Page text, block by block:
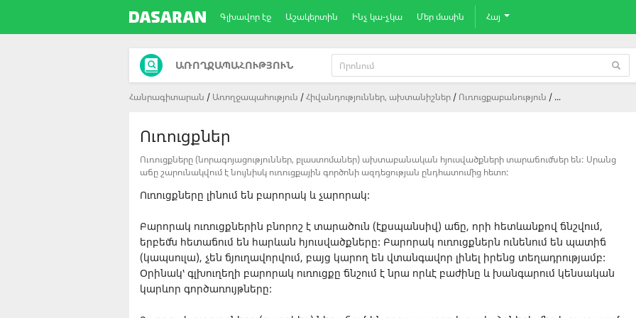
Գլխավոր էջ Աշակերտին Ինչ կա-չկա Մեր մասին Հայ
ԱՌՈՂՋԱՊԱՀՈՒԹՅՈՒՆ
Հանրագիտարան Առողջապահություն Հիվանդություններ, ախտանիշներ Ուռուցքաբանություն ...
Ուռուցքներ
Ուռուցքները (նորագոյացություններ, բլաստոմաներ) ախտաբանական հյուսվածքների տարաճումներ են: Սրանց
աճը շարունակվում է նույնիսկ ուռուցքային գործոնի ազդեցության ընդհատումից հետո:
Ուռուցքները լինում են բարորակ և չարորակ:
Բարորակ ուռուցքներին բնորոշ է տարածուն (էքսպանսիվ) աճը, որի հետևանքով ճնշվում,
երբեմն հետաճում են հարևան հյուսվածքները: Բարորակ ուռուցքներն ունենում են պատիճ
(կապսուլա), չեն ճյուղավորվում, բայց կարող են վտանգավոր լինել իրենց տեղադրությամբ:
Օրինակ՝ գլխուղեղի բարորակ ուռուցքը ճնշում է նրա որևէ բաժինը և խանգարում կենսական
կարևոր գործառույթները: